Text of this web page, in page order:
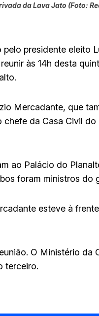
da Lava Jato (Foto:
presidente eleito
às 14h desta
Mercadante, que
da Casa Civil
ao Palácio do
foram ministros do
esteve à
O Ministério da
terceiro.